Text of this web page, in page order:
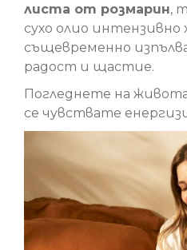
листа от розмарин,
сухо олио
същевременно
радост и щастие.
Погледнете на
се чувствате